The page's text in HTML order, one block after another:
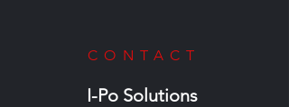
CONTACT
I-Po Solutions